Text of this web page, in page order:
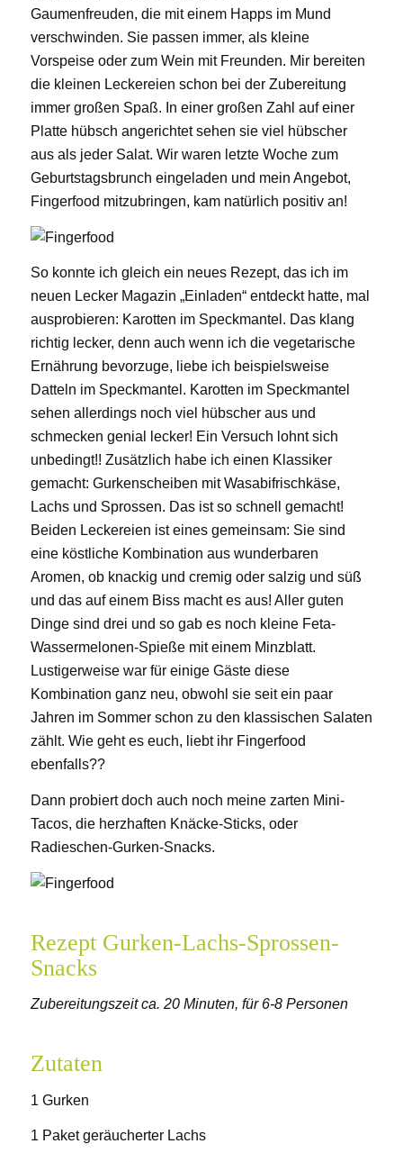
Gaumenfreuden, die mit einem Happs im Mund
verschwinden. Sie passen immer, als kleine
Vorspeise oder zum Wein mit Freunden. Mir bereiten
die kleinen Leckereien schon bei der Zubereitung
immer großen Spaß. In einer großen Zahl auf einer
Platte hübsch angerichtet sehen sie viel hübscher
aus als jeder Salat. Wir waren letzte Woche zum
Geburtstagsbrunch eingeladen und mein Angebot,
Fingerfood mitzubringen, kam natürlich positiv an!
So konnte ich gleich ein neues Rezept, das ich im
neuen Lecker Magazin „Einladen“ entdeckt hatte, mal
ausprobieren: Karotten im Speckmantel. Das klang
richtig lecker, denn auch wenn ich die vegetarische
Ernährung bevorzuge, liebe ich beispielsweise
Datteln im Speckmantel. Karotten im Speckmantel
sehen allerdings noch viel hübscher aus und
schmecken genial lecker! Ein Versuch lohnt sich
unbedingt!! Zusätzlich habe ich einen Klassiker
gemacht: Gurkenscheiben mit Wasabifrischkäse,
Lachs und Sprossen. Das ist so schnell gemacht!
Beiden Leckereien ist eines gemeinsam: Sie sind
eine köstliche Kombination aus wunderbaren
Aromen, ob knackig und cremig oder salzig und süß
und das auf einem Biss macht es aus! Aller guten
Dinge sind drei und so gab es noch kleine Feta-
Wassermelonen-Spieße mit einem Minzblatt.
Lustigerweise war für einige Gäste diese
Kombination ganz neu, obwohl sie seit ein paar
Jahren im Sommer schon zu den klassischen Salaten
zählt. Wie geht es euch, liebt ihr Fingerfood
ebenfalls??
Dann probiert doch auch noch meine zarten Mini-
Tacos, die herzhaften Knäcke-Sticks, oder
Radieschen-Gurken-Snacks.
Rezept Gurken-Lachs-Sprossen-
Snacks
Zubereitungszeit ca. 20 Minuten, für 6-8 Personen
Zutaten
1 Gurken
1 Paket geräucherter Lachs